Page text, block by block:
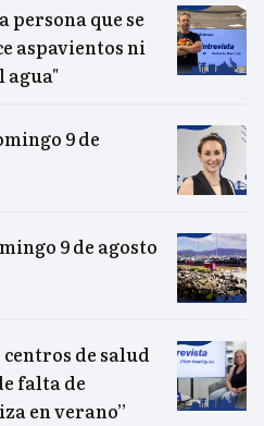
persona que se
aspavientos ni
agua"
9 de
9 de agosto
de salud
falta de
en verano”